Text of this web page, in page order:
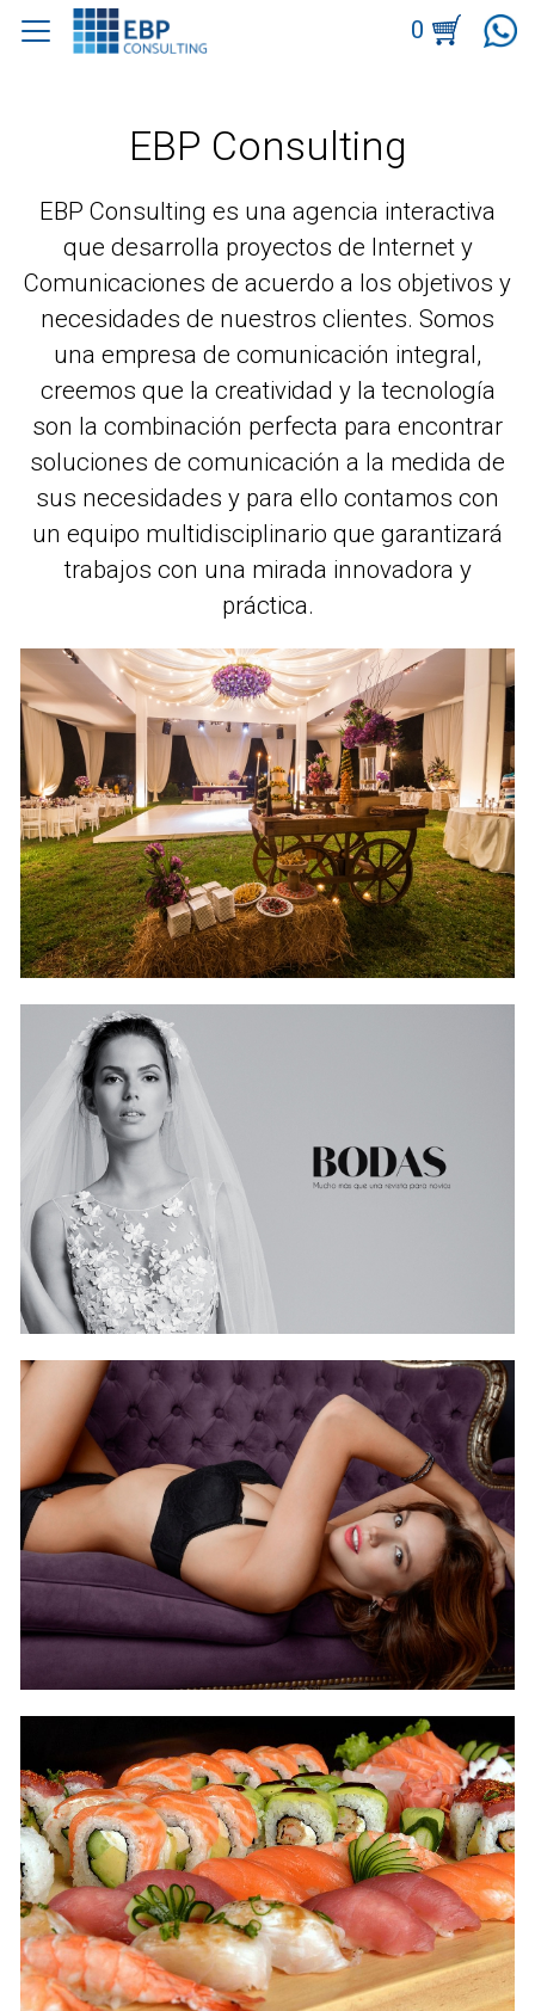
0
EBP Consulting
EBP Consulting es una agencia interactiva
que desarrolla proyectos de Internet y
Comunicaciones de acuerdo a los objetivos y
necesidades de nuestros clientes. Somos
una empresa de comunicación integral,
creemos que la creatividad y la tecnología
son la combinación perfecta para encontrar
soluciones de comunicación a la medida de
sus necesidades y para ello contamos con
un equipo multidisciplinario que garantizará
trabajos con una mirada innovadora y
práctica.